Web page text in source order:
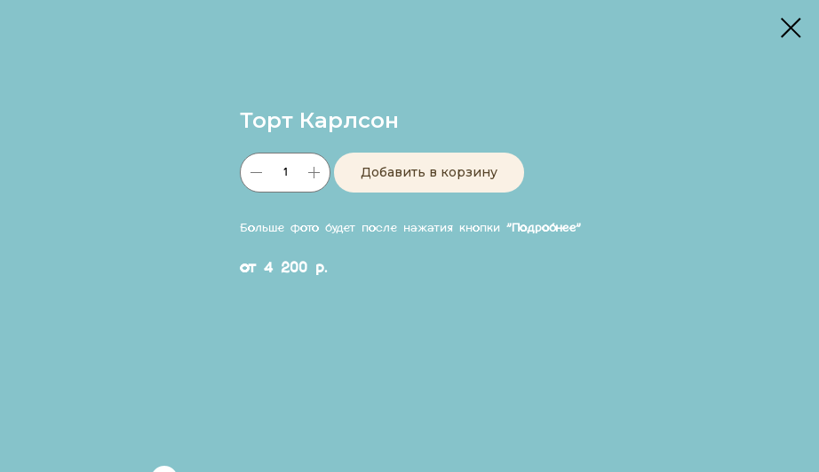
Торт Карлсон
Добавить в корзину
Больше фото будет после нажатия кнопки "Подробнее"
от 4 200 р.